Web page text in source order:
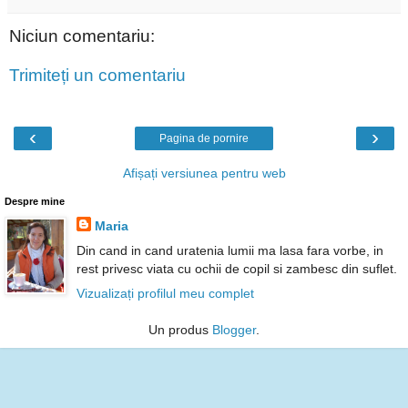
Niciun comentariu:
Trimiteți un comentariu
‹ ›
Pagina de pornire
Afișați versiunea pentru web
Despre mine
Maria
Din cand in cand uratenia lumii ma lasa fara vorbe, in
rest privesc viata cu ochii de copil si zambesc din suflet.
Vizualizați profilul meu complet
Un produs Blogger.